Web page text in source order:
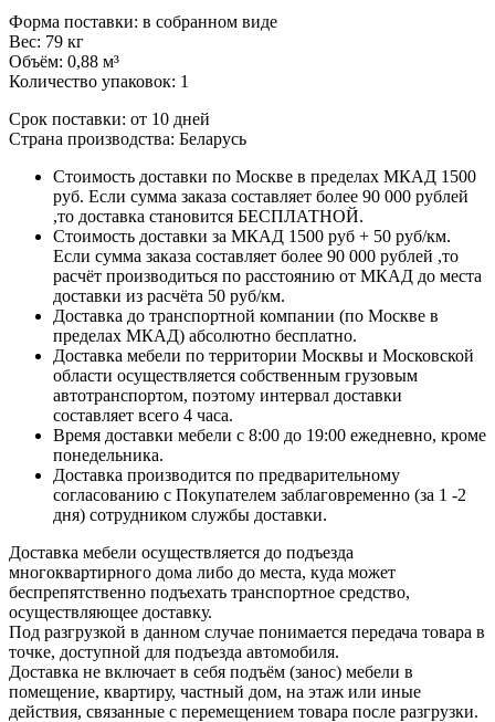
Форма поставки: в собранном виде
Вес: 79 кг
Объём: 0,88 м³
Количество упаковок: 1
Срок поставки: от 10 дней
Страна производства: Беларусь
Стоимость доставки по Москве в пределах МКАД 1500
руб. Если сумма заказа составляет более 90 000 рублей
,то доставка становится БЕСПЛАТНОЙ.
Стоимость доставки за МКАД 1500 руб + 50 руб/км.
Если сумма заказа составляет более 90 000 рублей ,то
расчёт производиться по расстоянию от МКАД до места
доставки из расчёта 50 руб/км.
Доставка до транспортной компании (по Москве в
пределах МКАД) абсолютно бесплатно.
Доставка мебели по территории Москвы и Московской
области осуществляется собственным грузовым
автотранспортом, поэтому интервал доставки
составляет всего 4 часа.
Время доставки мебели с 8:00 до 19:00 ежедневно, кроме
понедельника.
Доставка производится по предварительному
согласованию с Покупателем заблаговременно (за 1 -2
дня) сотрудником службы доставки.
Доставка мебели осуществляется до подъезда
многоквартирного дома либо до места, куда может
беспрепятственно подъехать транспортное средство,
осуществляющее доставку.
Под разгрузкой в данном случае понимается передача товара в
точке, доступной для подъезда автомобиля.
Доставка не включает в себя подъём (занос) мебели в
помещение, квартиру, частный дом, на этаж или иные
действия, связанные с перемещением товара после разгрузки.